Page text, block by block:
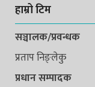
हाम्रो टिम
सञ्चालक/प्रवन्धक
प्रताप निङ्लेकु
प्रधान सम्पादक